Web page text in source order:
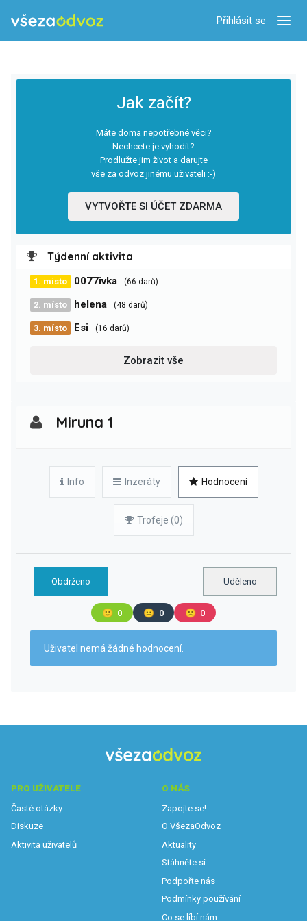
Přihlásit se
Jak začít?
Máte doma nepotřebné věci?
Nechcete je vyhodit?
Prodlužte jim život a darujte
vše za odvoz jinému uživateli :-)
VYTVOŘTE SI ÚČET ZDARMA
Týdenní aktivita
1. místo 0077ivka (66 darů)
2. místo helena (48 darů)
3. místo Esi (16 darů)
Zobrazit vše
Miruna 1
Info Inzeráty Hodnocení
Trofeje (0)
Obdrženo Uděleno
🙂 0 😐 0 🙁 0
Uživatel nemá žádné hodnocení.
PRO UŽIVATELE
Časté otázky
Diskuze
Aktivita uživatelů
O NÁS
Zapojte se!
O VšezaOdvoz
Aktuality
Stáhněte si
Podpořte nás
Podmínky používání
Co se líbí nám